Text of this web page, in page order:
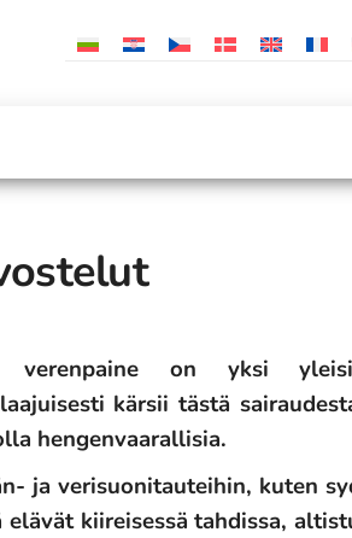
verenpaine on yksi
kärsii tästä
hengenvaarallisia.
ja verisuonitauteihin, kuten
kiireisessä tahdissa,